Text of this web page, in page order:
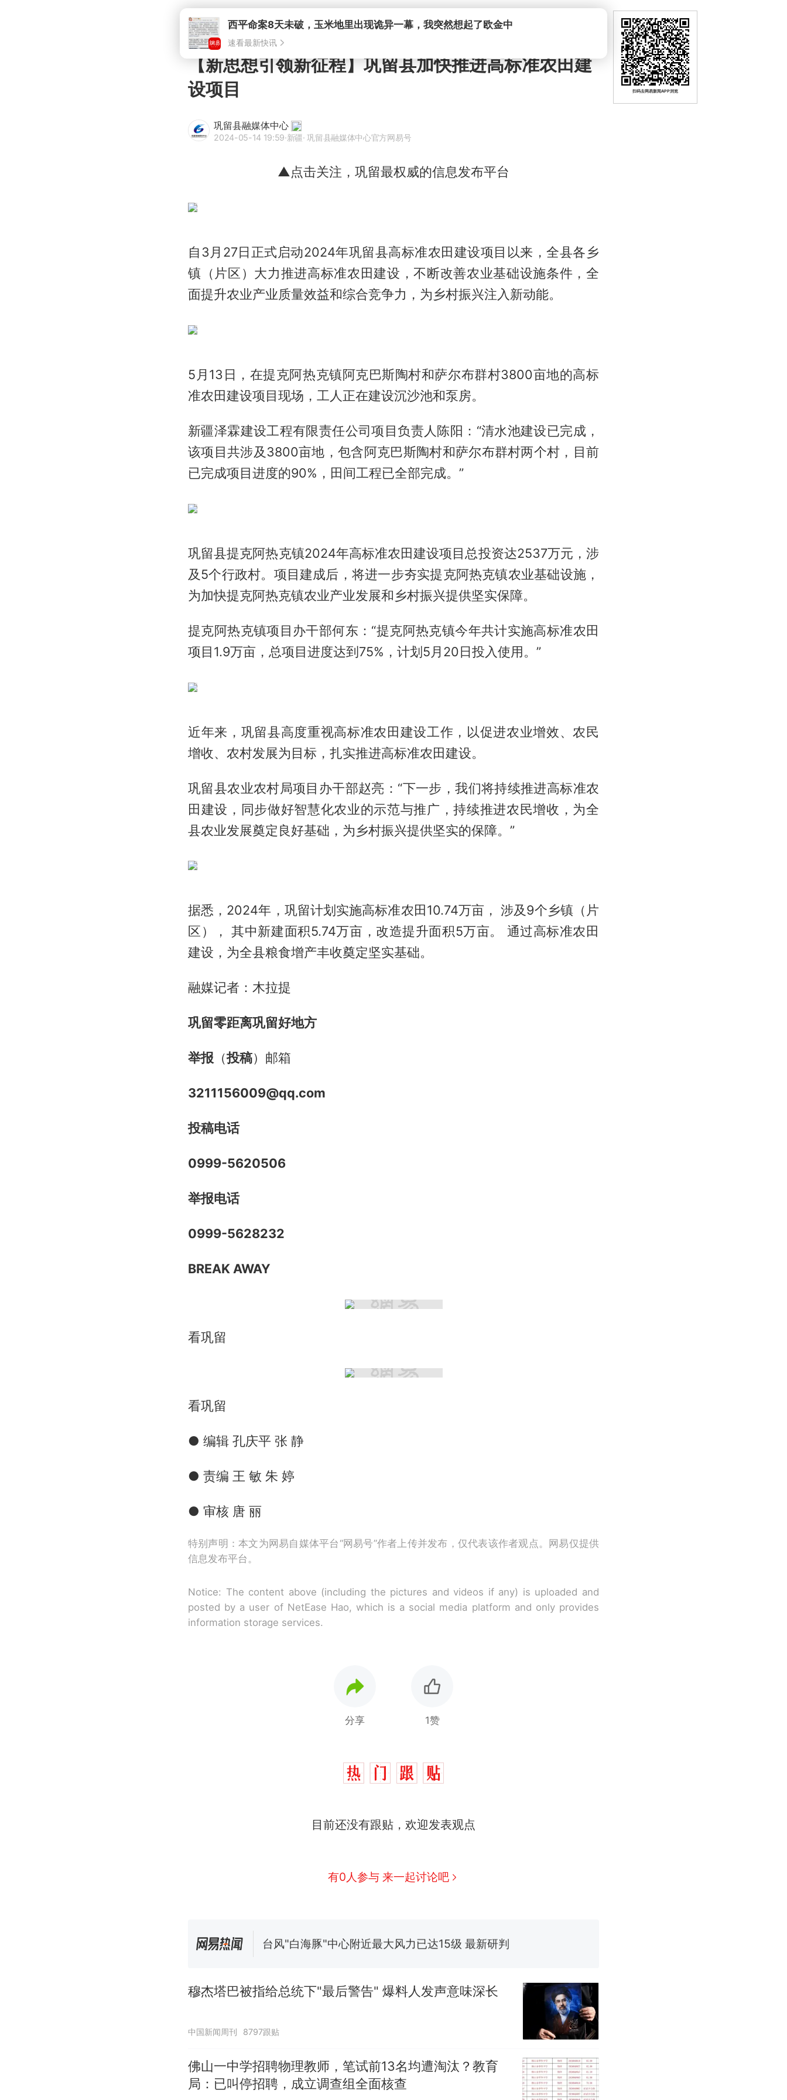
【新思想引领新征程】巩留县加快推进高标准农田建
设项目
巩留县融媒体中心
2024-05-14 19:59·新疆· 巩留县融媒体中心官方网易号
▲点击关注，巩留最权威的信息发布平台
自3月27日正式启动2024年巩留县高标准农田建设项目以来，全县各乡
镇（片区）大力推进高标准农田建设，不断改善农业基础设施条件，全
面提升农业产业质量效益和综合竞争力，为乡村振兴注入新动能。
5月13日，在提克阿热克镇阿克巴斯陶村和萨尔布群村3800亩地的高标
准农田建设项目现场，工人正在建设沉沙池和泵房。
新疆泽霖建设工程有限责任公司项目负责人陈阳：“清水池建设已完成，
该项目共涉及3800亩地，包含阿克巴斯陶村和萨尔布群村两个村，目前
已完成项目进度的90%，田间工程已全部完成。”
巩留县提克阿热克镇2024年高标准农田建设项目总投资达2537万元，涉
及5个行政村。项目建成后，将进一步夯实提克阿热克镇农业基础设施，
为加快提克阿热克镇农业产业发展和乡村振兴提供坚实保障。
提克阿热克镇项目办干部何东：“提克阿热克镇今年共计实施高标准农田
项目1.9万亩，总项目进度达到75%，计划5月20日投入使用。”
近年来，巩留县高度重视高标准农田建设工作，以促进农业增效、农民
增收、农村发展为目标，扎实推进高标准农田建设。
巩留县农业农村局项目办干部赵亮：“下一步，我们将持续推进高标准农
田建设，同步做好智慧化农业的示范与推广，持续推进农民增收，为全
县农业发展奠定良好基础，为乡村振兴提供坚实的保障。”
据悉，2024年，巩留计划实施高标准农田10.74万亩， 涉及9个乡镇（片
区）， 其中新建面积5.74万亩，改造提升面积5万亩。 通过高标准农田
建设，为全县粮食增产丰收奠定坚实基础。
融媒记者：木拉提
巩留零距离巩留好地方
举报 （投稿）邮箱
3211156009@qq.com
投稿电话
0999-5620506
举报电话
0999-5628232
BREAK AWAY
看巩留
看巩留
● 编辑 孔庆平 张 静
● 责编 王 敏 朱 婷
● 审核 唐 丽
特别声明：本文为网易自媒体平台“网易号”作者上传并发布，仅代表该作者观点。网易仅提供
信息发布平台。
Notice: The content above (including the pictures and videos if any) is uploaded and
posted by a user of NetEase Hao, which is a social media platform and only provides
information storage services.
分享 1赞
目前还没有跟贴，欢迎发表观点
有0人参与 来一起讨论吧
搬家报价570元，搬到楼下交5060元才肯搬上楼！女子傻眼
台风"白海豚"中心附近最大风力已达15级 最新研判
招聘，成立调查组全面核查
热 那个在床头放菜刀的女孩，因老师一句“跟我回家”改写了人生
穆杰塔巴被指给总统下"最后警告" 爆料人发声意味深长
中国新闻周刊 8797跟贴
佛山一中学招聘物理教师，笔试前13名均遭淘汰？教育
局：已叫停招聘，成立调查组全面核查
扫码去网易新闻APP浏览